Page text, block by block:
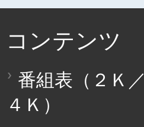
コンテンツ
番組表（２Ｋ／
４Ｋ）